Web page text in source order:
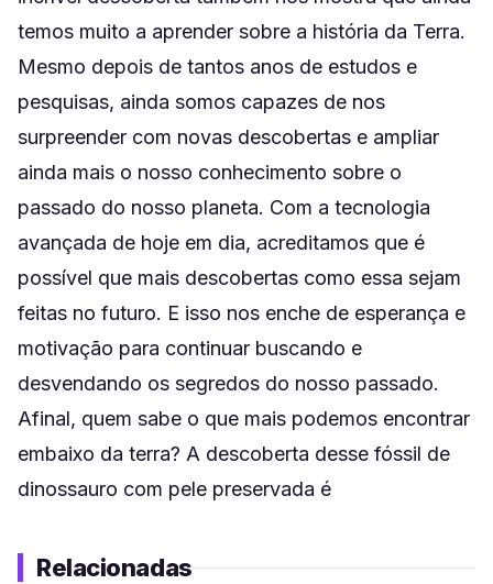
temos muito a aprender sobre a história da Terra.
Mesmo depois de tantos anos de estudos e
pesquisas, ainda somos capazes de nos
surpreender com novas descobertas e ampliar
ainda mais o nosso conhecimento sobre o
passado do nosso planeta. Com a tecnologia
avançada de hoje em dia, acreditamos que é
possível que mais descobertas como essa sejam
feitas no futuro. E isso nos enche de esperança e
motivação para continuar buscando e
desvendando os segredos do nosso passado.
Afinal, quem sabe o que mais podemos encontrar
embaixo da terra? A descoberta desse fóssil de
dinossauro com pele preservada é
Relacionadas